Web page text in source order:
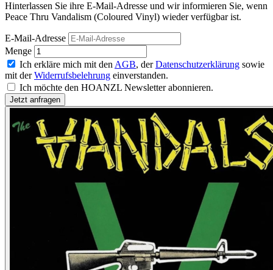
Hinterlassen Sie ihre E-Mail-Adresse und wir informieren Sie, wenn
Peace Thru Vandalism (Coloured Vinyl) wieder verfügbar ist.
E-Mail-Adresse
Menge
Ich erkläre mich mit den AGB, derDatenschutzerklärung sowie
mit derWiderrufsbelehrung einverstanden.
Ich möchte den HOANZL Newsletter abonnieren.